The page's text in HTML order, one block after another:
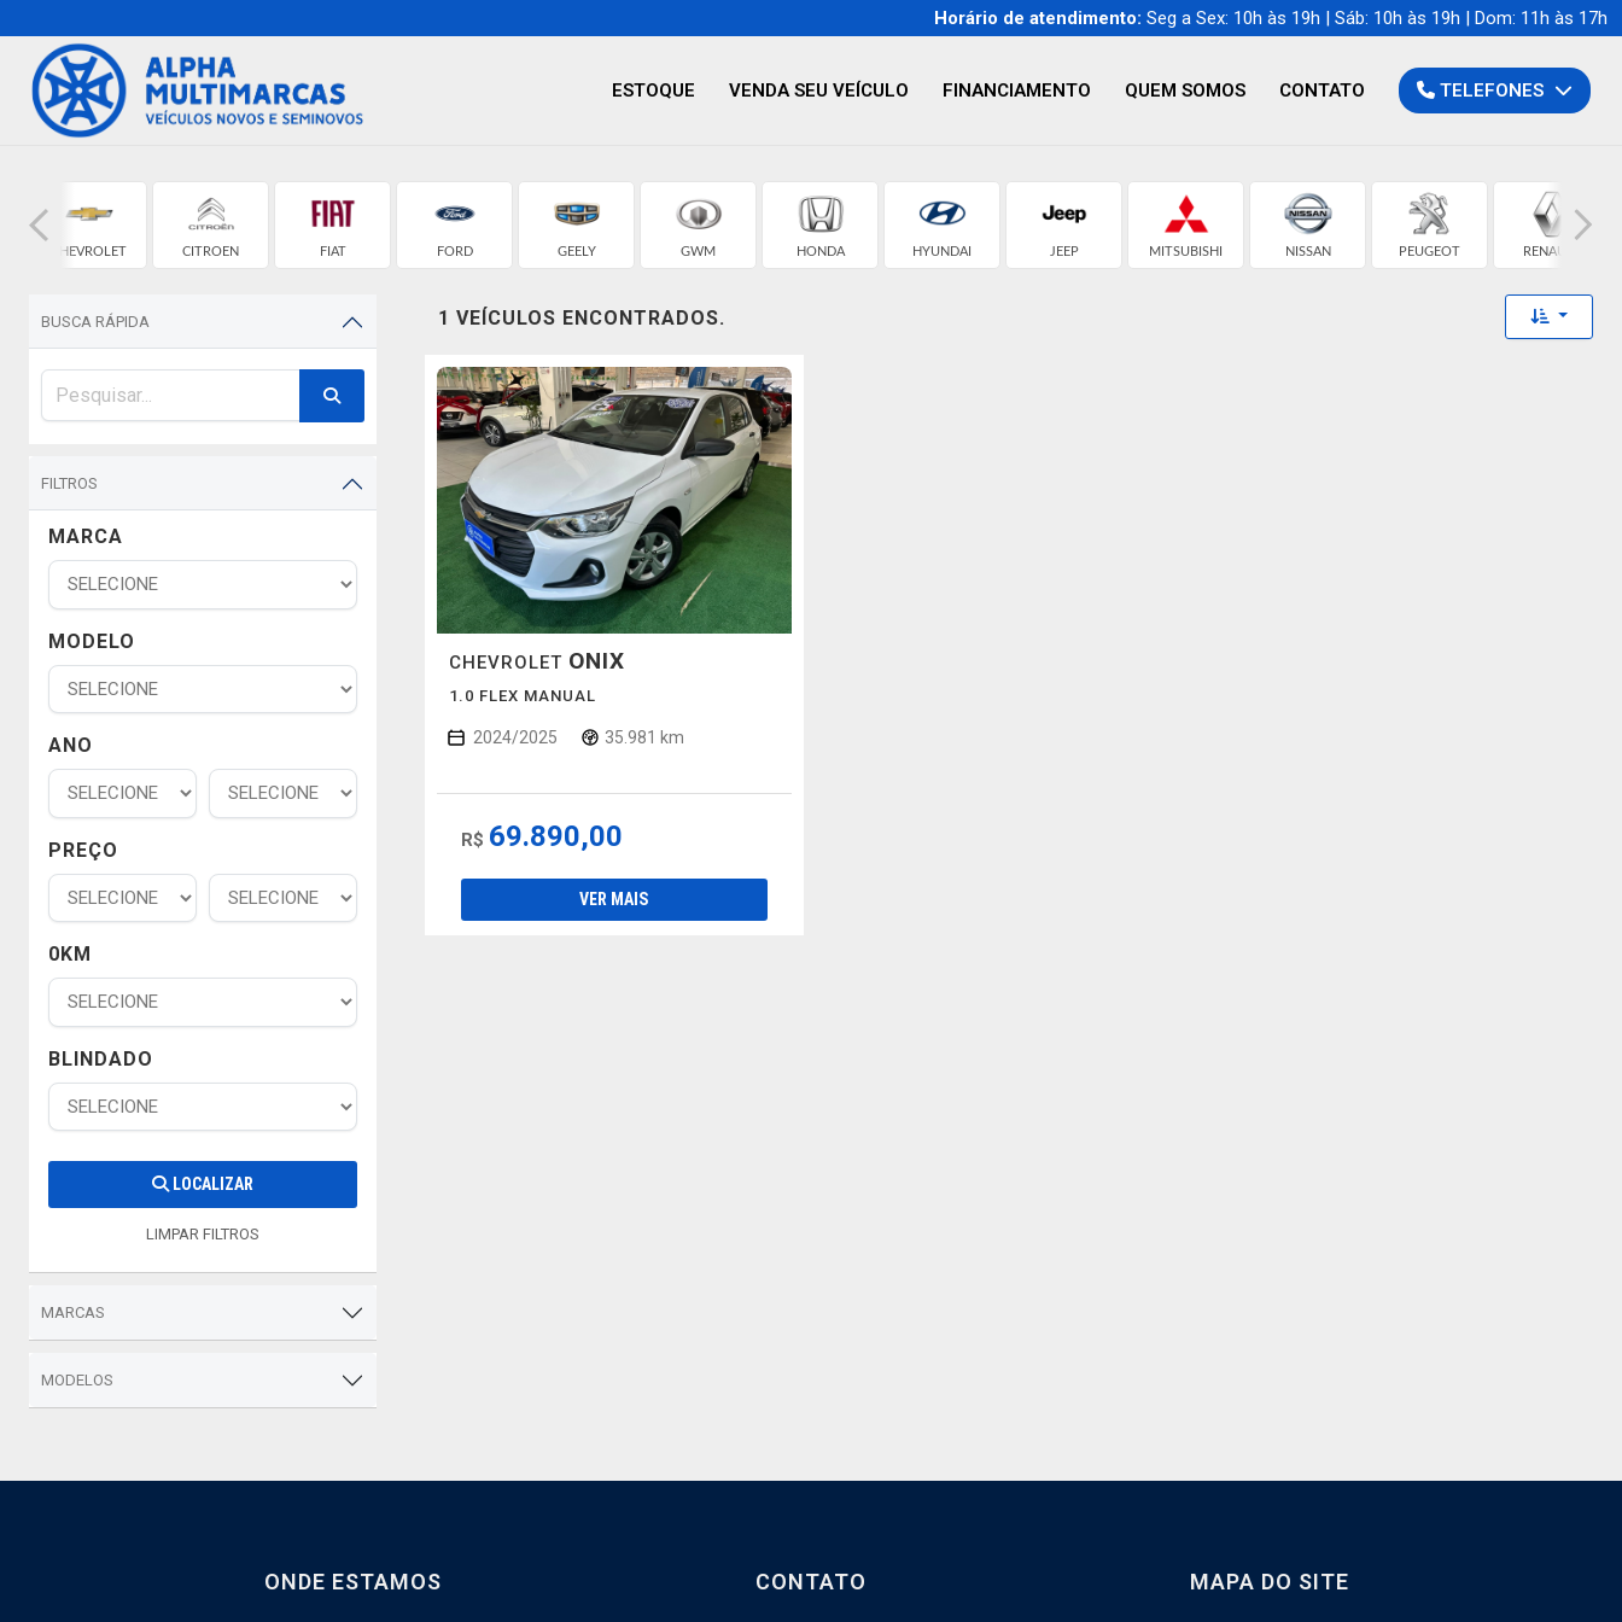
Horário de atendimento: Seg a Sex: 10h às 19h | Sáb: 10h às 19h | Dom: 11h às 17h
ESTOQUE VENDA SEU VEÍCULO FINANCIAMENTO QUEM SOMOS CONTATO TELEFONES
CHEVROLET CITROEN FIAT FORD GEELY GWM HONDA HYUNDAI JEEP MITSUBISHI NISSAN PEUGEOT RENAULT
BUSCA RÁPIDA
FILTROS
MARCA
MODELO
ANO
PREÇO
0KM
BLINDADO
LOCALIZAR
LIMPAR FILTROS
MARCAS
MODELOS
1 VEÍCULOS ENCONTRADOS. Toggle
CHEVROLET ONIX
1.0 FLEX MANUAL
2024/2025 35.981 km
R$ 69.890,00
VER MAIS
ONDE ESTAMOS CONTATO MAPA DO SITE